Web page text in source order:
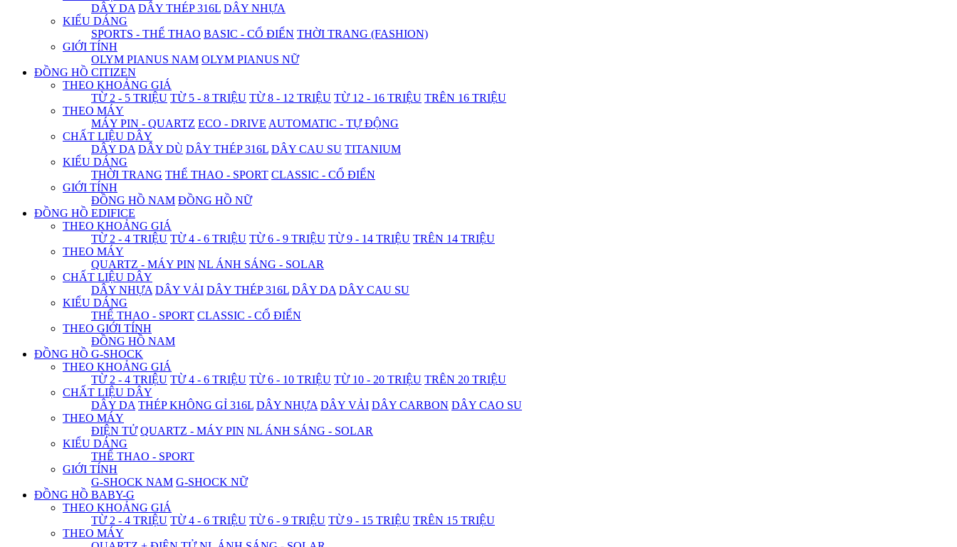
DÂY DA DÂY THÉP 316L DÂY NHỰA
KIỂU DÁNG
SPORTS - THỂ THAO BASIC - CỔ ĐIỂN THỜI TRANG (FASHION)
GIỚI TÍNH
OLYM PIANUS NAM OLYM PIANUS NỮ
ĐỒNG HỒ CITIZEN
THEO KHOẢNG GIÁ
TỪ 2 - 5 TRIỆU TỪ 5 - 8 TRIỆU TỪ 8 - 12 TRIỆU TỪ 12 - 16 TRIỆU TRÊN 16 TRIỆU
THEO MÁY
MÁY PIN - QUARTZ ECO - DRIVE AUTOMATIC - TỰ ĐỘNG
CHẤT LIỆU DÂY
DÂY DA DÂY DÙ DÂY THÉP 316L DÂY CAU SU TITANIUM
KIỂU DÁNG
THỜI TRANG THỂ THAO - SPORT CLASSIC - CỔ ĐIỂN
GIỚI TÍNH
ĐỒNG HỒ NAM ĐỒNG HỒ NỮ
ĐỒNG HỒ EDIFICE
THEO KHOẢNG GIÁ
TỪ 2 - 4 TRIỆU TỪ 4 - 6 TRIỆU TỪ 6 - 9 TRIỆU TỪ 9 - 14 TRIỆU TRÊN 14 TRIỆU
THEO MÁY
QUARTZ - MÁY PIN NL ÁNH SÁNG - SOLAR
CHẤT LIỆU DÂY
DÂY NHỰA DÂY VẢI DÂY THÉP 316L DÂY DA DÂY CAU SU
KIỂU DÁNG
THỂ THAO - SPORT CLASSIC - CỔ ĐIỂN
THEO GIỚI TÍNH
ĐỒNG HỒ NAM
ĐỒNG HỒ G-SHOCK
THEO KHOẢNG GIÁ
TỪ 2 - 4 TRIỆU TỪ 4 - 6 TRIỆU TỪ 6 - 10 TRIỆU TỪ 10 - 20 TRIỆU TRÊN 20 TRIỆU
CHẤT LIỆU DÂY
DÂY DA THÉP KHÔNG GỈ 316L DÂY NHỰA DÂY VẢI DÂY CARBON DÂY CAO SU
THEO MÁY
ĐIỆN TỬ QUARTZ - MÁY PIN NL ÁNH SÁNG - SOLAR
KIỂU DÁNG
THỂ THAO - SPORT
GIỚI TÍNH
G-SHOCK NAM G-SHOCK NỮ
ĐỒNG HỒ BABY-G
THEO KHOẢNG GIÁ
TỪ 2 - 4 TRIỆU TỪ 4 - 6 TRIỆU TỪ 6 - 9 TRIỆU TỪ 9 - 15 TRIỆU TRÊN 15 TRIỆU
THEO MÁY